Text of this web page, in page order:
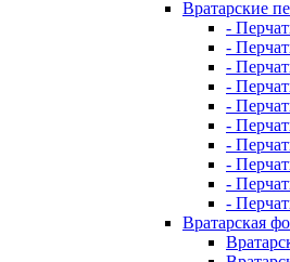
Вратарские
-
-
-
-
-
-
-
-
-
-
Вратарская